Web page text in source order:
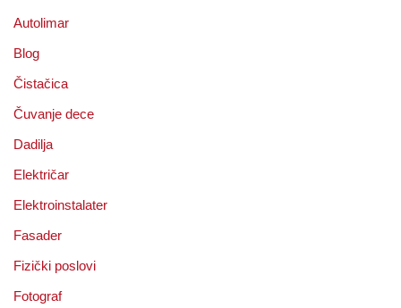
Autolimar
Blog
Čistačica
Čuvanje dece
Dadilja
Električar
Elektroinstalater
Fasader
Fizički poslovi
Fotograf